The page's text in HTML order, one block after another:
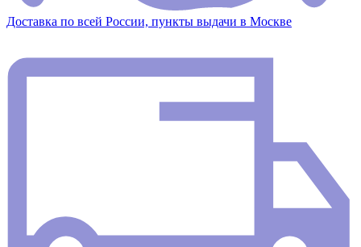
Доставка по всей России, пункты выдачи в Москве